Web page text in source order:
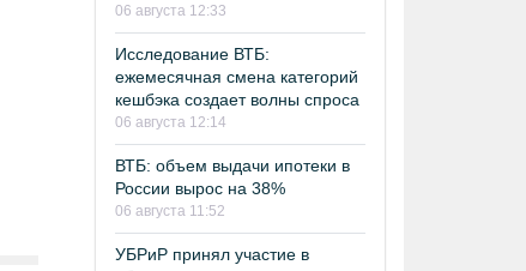
06 августа 12:33
Исследование ВТБ:
ежемесячная смена категорий
кешбэка создает волны спроса
06 августа 12:14
ВТБ: объем выдачи ипотеки в
России вырос на 38%
06 августа 11:52
УБРиР принял участие в